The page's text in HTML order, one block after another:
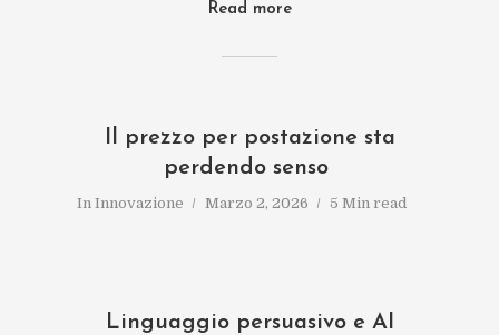
Read more
Il prezzo per postazione sta
perdendo senso
In Innovazione Marzo 2, 2026 5 Min read
Linguaggio persuasivo e AI